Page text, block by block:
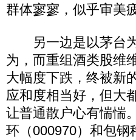
群体寥寥，似乎审美
另一边是以茅台为
为，而重组酒类股维
大幅度下跌，终被新
应和度相当好，但大
让普通散户心有惴惴
环（000970）和包钢